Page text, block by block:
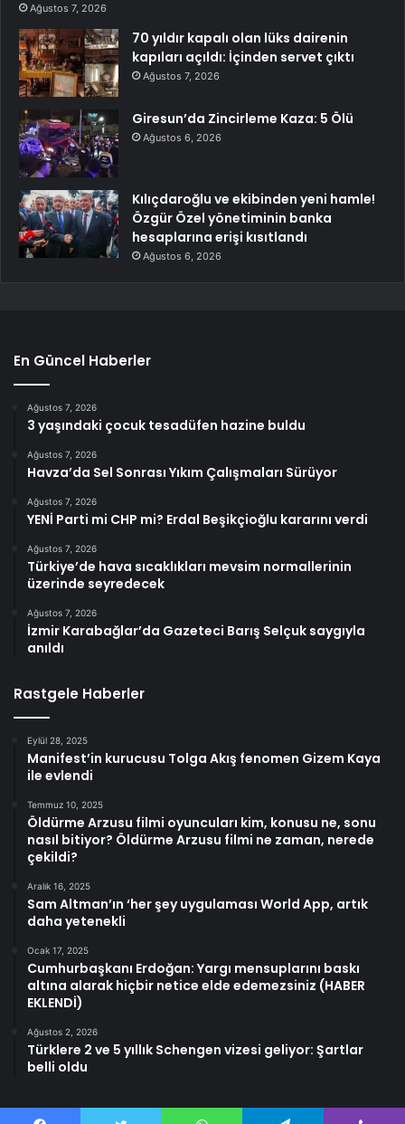
Ağustos 7, 2026
70 yıldır kapalı olan lüks dairenin
kapıları açıldı: İçinden servet çıktı
Ağustos 7, 2026
Giresun’da Zincirleme Kaza: 5 Ölü
Ağustos 6, 2026
Kılıçdaroğlu ve ekibinden yeni hamle!
Özgür Özel yönetiminin banka
hesaplarına erişi kısıtlandı
Ağustos 6, 2026
En Güncel Haberler
Ağustos 7, 2026
3 yaşındaki çocuk tesadüfen hazine buldu
Ağustos 7, 2026
Havza’da Sel Sonrası Yıkım Çalışmaları Sürüyor
Ağustos 7, 2026
YENİ Parti mi CHP mi? Erdal Beşikçioğlu kararını verdi
Ağustos 7, 2026
Türkiye’de hava sıcaklıkları mevsim normallerinin
üzerinde seyredecek
Ağustos 7, 2026
İzmir Karabağlar’da Gazeteci Barış Selçuk saygıyla
anıldı
Rastgele Haberler
Eylül 28, 2025
Manifest’in kurucusu Tolga Akış fenomen Gizem Kaya
ile evlendi
Temmuz 10, 2025
Öldürme Arzusu filmi oyuncuları kim, konusu ne, sonu
nasıl bitiyor? Öldürme Arzusu filmi ne zaman, nerede
çekildi?
Aralık 16, 2025
Sam Altman’ın ‘her şey uygulaması World App, artık
daha yetenekli
Ocak 17, 2025
Cumhurbaşkanı Erdoğan: Yargı mensuplarını baskı
altına alarak hiçbir netice elde edemezsiniz (HABER
EKLENDİ)
Ağustos 2, 2026
Türklere 2 ve 5 yıllık Schengen vizesi geliyor: Şartlar
belli oldu